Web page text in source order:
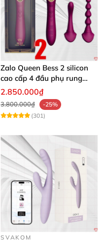
Zalo Queen Bess 2 silicon
cao cấp 4 đầu phụ rung
nhiệt đa điểm
2.850.000₫
3.800.000₫
-25%
(301)
SVAKOM